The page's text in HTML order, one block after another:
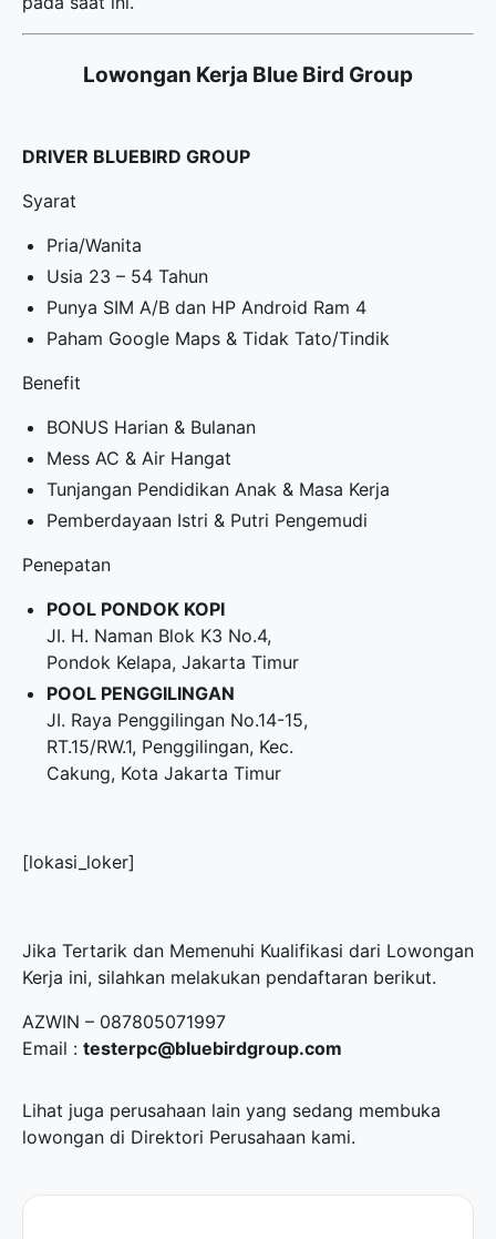
Lowongan Kerja Blue Bird Group
DRIVER BLUEBIRD GROUP
Syarat
Pria/Wanita
Usia 23 – 54 Tahun
Punya SIM A/B dan HP Android Ram 4
Paham Google Maps & Tidak Tato/Tindik
Benefit
BONUS Harian & Bulanan
Mess AC & Air Hangat
Tunjangan Pendidikan Anak & Masa Kerja
Pemberdayaan Istri & Putri Pengemudi
Penepatan
POOL PONDOK KOPI
JI. H. Naman Blok K3 No.4,
Pondok Kelapa, Jakarta Timur
POOL PENGGILINGAN
JI. Raya Penggilingan No.14-15,
RT.15/RW.1, Penggilingan, Kec.
Cakung, Kota Jakarta Timur
[lokasi_loker]
Jika Tertarik dan Memenuhi Kualifikasi dari Lowongan
Kerja ini, silahkan melakukan pendaftaran berikut.
AZWIN – 087805071997
Email : testerpc@bluebirdgroup.com
Lihat juga perusahaan lain yang sedang membuka
lowongan di Direktori Perusahaan kami.